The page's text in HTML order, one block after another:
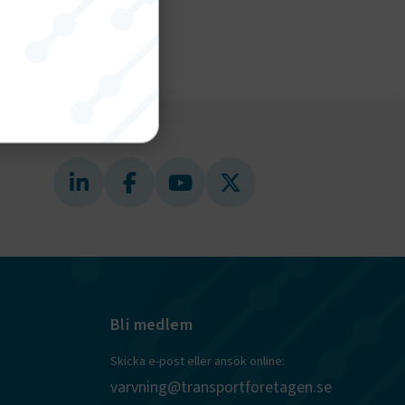
Bli medlem
Skicka e-post eller ansök online:
varvning@transportforetagen.se
ihåg
cookie.